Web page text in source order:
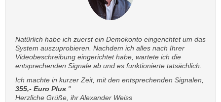
Natürlich habe ich zuerst ein Demokonto eingerichtet um das
System auszuprobieren. Nachdem ich alles nach Ihrer
Videobeschreibung eingerichtet habe, wartete ich die
entsprechenden Signale ab und es funktionierte tatsächlich.
Ich machte in kurzer Zeit, mit den entsprechenden Signalen,
355,- Euro Plus ."
Herzliche Grüße, ihr Alexander Weiss